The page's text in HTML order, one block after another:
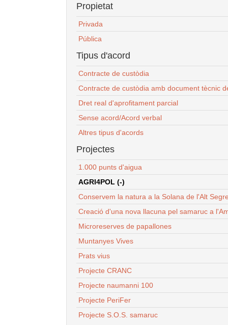
Propietat
Privada
Pública
Tipus d'acord
Contracte de custòdia
Contracte de custòdia amb document tècnic
Dret real d'aprofitament parcial
Sense acord/Acord verbal
Altres tipus d'acords
Projectes
1.000 punts d'aigua
AGRI4POL (-)
Conservem la natura a la Solana de l'Alt
Creació d'una nova llacuna pel samaruc a
Microreserves de papallones
Muntanyes Vives
Prats vius
Projecte CRANC
Projecte naumanni 100
Projecte PeriFer
Projecte S.O.S. samaruc